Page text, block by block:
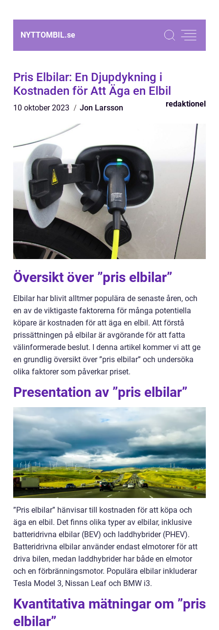
NYTTOMBIL.se
Pris Elbilar: En Djupdykning i
Kostnaden för Att Äga en Elbil
10 oktober 2023 Jon Larsson redaktionel
Översikt över ”pris elbilar”
Elbilar har blivit alltmer populära de senaste åren, och
en av de viktigaste faktorerna för många potentiella
köpare är kostnaden för att äga en elbil. Att förstå
prissättningen på elbilar är avgörande för att fatta
välinformerade beslut. I denna artikel kommer vi att ge
en grundlig översikt över ”pris elbilar” och undersöka
olika faktorer som påverkar priset.
Presentation av ”pris elbilar”
”Pris elbilar” hänvisar till kostnaden för att köpa och
äga en elbil. Det finns olika typer av elbilar, inklusive
batteridrivna elbilar (BEV) och laddhybrider (PHEV).
Batteridrivna elbilar använder endast elmotorer för att
driva bilen, medan laddhybrider har både en elmotor
och en förbränningsmotor. Populära elbilar inkluderar
Tesla Model 3, Nissan Leaf och BMW i3.
Kvantitativa mätningar om ”pris
elbilar”